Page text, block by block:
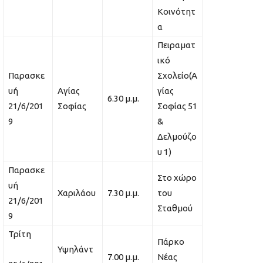
Κοινότητ
α
Παρασκε
υή
21/6/201
9
Αγίας
Σοφίας
6.30 μ.μ.
Πειραματ
ικό
Σχολείο(Α
γίας
Σοφίας 51
&
Δελμούζο
υ 1)
Παρασκε
υή
21/6/201
9
Χαριλάου 7.30 μ.μ.
Στο χώρο
του
Σταθμού
Τρίτη
Υψηλάντ
7.00 μ.μ.
Πάρκο
Νέας